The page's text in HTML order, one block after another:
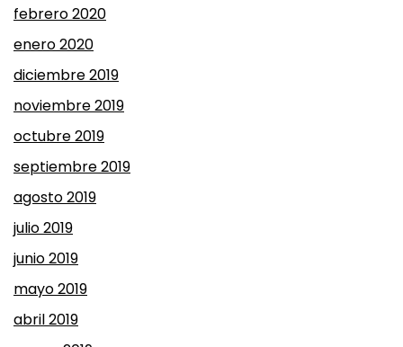
febrero 2020
enero 2020
diciembre 2019
noviembre 2019
octubre 2019
septiembre 2019
agosto 2019
julio 2019
junio 2019
mayo 2019
abril 2019